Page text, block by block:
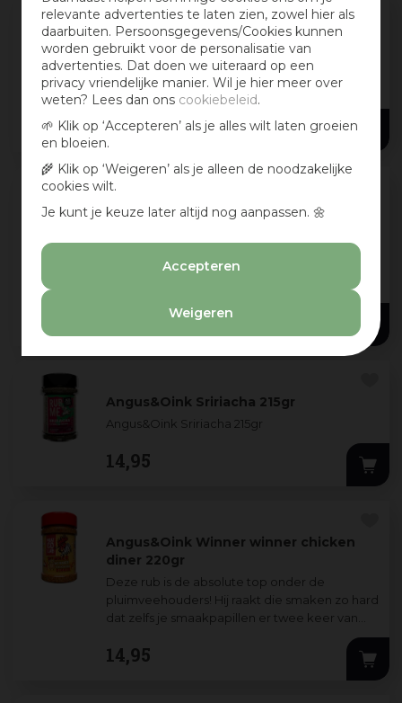
relevante advertenties te laten zien, zowel hier als
daarbuiten. Persoonsgegevens/Cookies kunnen
worden gebruikt voor de personalisatie van
advertenties. Dat doen we uiteraard op een
privacy vriendelijke manier. Wil je hier meer over
weten? Lees dan ons cookiebeleid.
🌱 Klik op ‘Accepteren’ als je alles wilt laten groeien
en bloeien.
🌾 Klik op ‘Weigeren’ als je alleen de noodzakelijke
cookies wilt.
Je kunt je keuze later altijd nog aanpassen. 🌼
Accepteren
Weigeren
Angus&Oink Teriyaki 220gr
Een geweldige basis voor het maken van
supergeurige curry's. Met een
ongeëvenaarde diepte van smaak met
kardemom en kaneel. Geïnspireerd door
Japan.
Dit gaat gewe
14,95
Angus&Oink Porky white chick 200
Porky White Chick BBQ Rub - BBQ Rub in
wedstrijdstijl. Een formidabele kracht.
maximaal effect. Een serieuze wedstrijd BBQ
Angus&Oink Sririacha 215gr
Angus&Oink Sririacha 215gr
14,95
Angus&Oink Winner winner chicken
diner 220gr
Deze rub is de absolute top onder de
pluimveehouders! Hij raakt die smaken zo hard
dat zelfs je smaakpapillen er twee keer van
...
14,95